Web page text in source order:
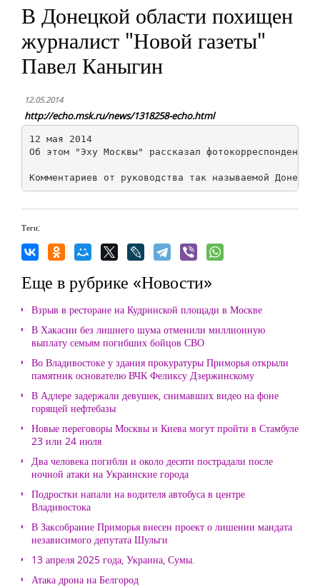
В Донецкой области похищен
журналист "Новой газеты"
Павел Каныгин
12.05.2014
http://echo.msk.ru/news/1318258-echo.html
12 мая 2014
Об этом "Эху Москвы" рассказал
Теги:
Еще в рубрике «Новости»
Взрыв в ресторане на Кудринской площади в Москве
В Хакасии без лишнего шума отменили миллионную
выплату семьям погибших бойцов СВО
Во Владивостоке у здания прокуратуры Приморья открыли
памятник основателю ВЧК Феликсу Дзержинскому
В Адлере задержали девушек, снимавших видео на фоне
горящей нефтебазы
Новые переговоры Москвы и Киева могут пройти в Стамбуле
23 или 24 июля
Два человека погибли и около десяти пострадали после
ночной атаки на Украинские города
Подростки напали на водителя автобуса в центре
Владивостока
В Заксобрание Приморья внесен проект о лишении мандата
независимого депутата Шульги
13 апреля 2025 года, Украина, Сумы.
Атака дрона на Белгород